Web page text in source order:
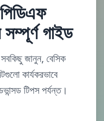
গাইড
জানুন, বেসিক
কার্যকরভাবে
টিপস পর্যন্ত।